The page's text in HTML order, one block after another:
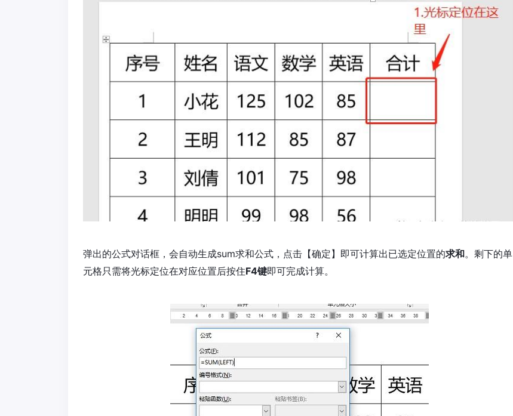
弹出的公式对话框，会自动生成sum求和公式，点击【确定】即可计算出已选定位置的求和。剩下的单
元格只需将光标定位在对应位置后按住F4键即可完成计算。